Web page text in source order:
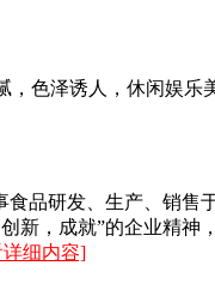
，色泽诱人，休闲娱
品研发、生产、销
新，成就”的企业精
详细内容]